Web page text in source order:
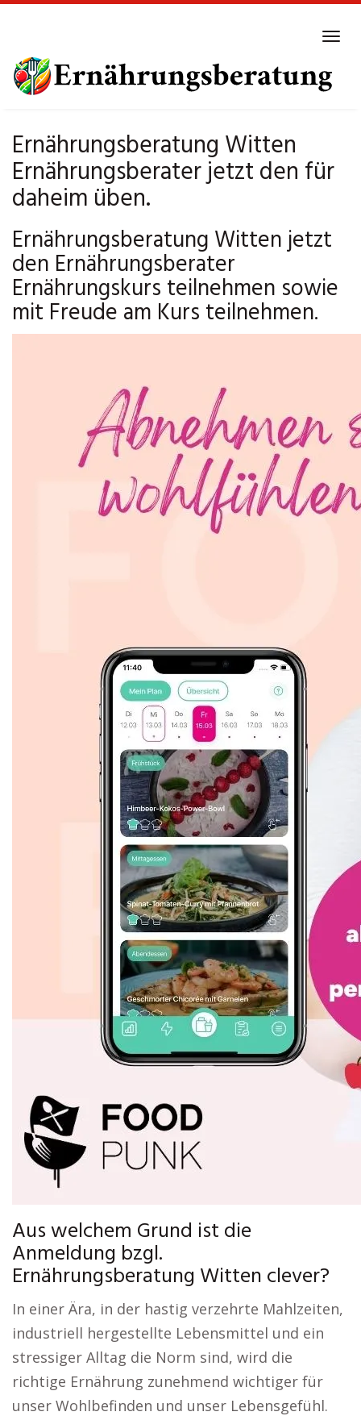
main
content
Ernährungsberatung Witten
Ernährungsberater jetzt den für
daheim üben.
Ernährungsberatung Witten jetzt
den Ernährungsberater
Ernährungskurs teilnehmen sowie
mit Freude am Kurs teilnehmen.
Aus welchem Grund ist die
Anmeldung bzgl.
Ernährungsberatung Witten clever?
In einer Ära, in der hastig verzehrte Mahlzeiten,
industriell hergestellte Lebensmittel und ein
stressiger Alltag die Norm sind, wird die
richtige Ernährung zunehmend wichtiger für
unser Wohlbefinden und unser Lebensgefühl.